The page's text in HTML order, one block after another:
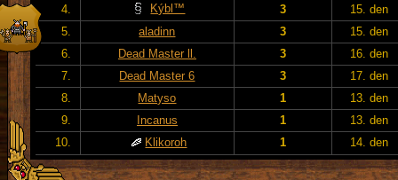
4.
Kýbl™ 3
15. den
5.
aladinn 3
15. den
6.
Dead Master ll. 3
16. den
7.
Dead Master 6 3
17. den
8.
Matyso 1
13. den
9.
Incanus 1
13. den
10.
Klikoroh 1 14. den